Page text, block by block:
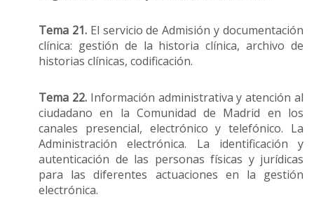
Tema 21.El servicio de Admisión y documentación
clínica: gestión de la historia clínica, archivo de
historias clínicas, codificación.
Tema 22.Información administrativa y atención al
ciudadano en la Comunidad de Madrid en los
canales presencial, electrónico y telefónico. La
Administración electrónica. La identificación y
autenticación de las personas físicas y jurídicas
para las diferentes actuaciones en la gestión
electrónica.